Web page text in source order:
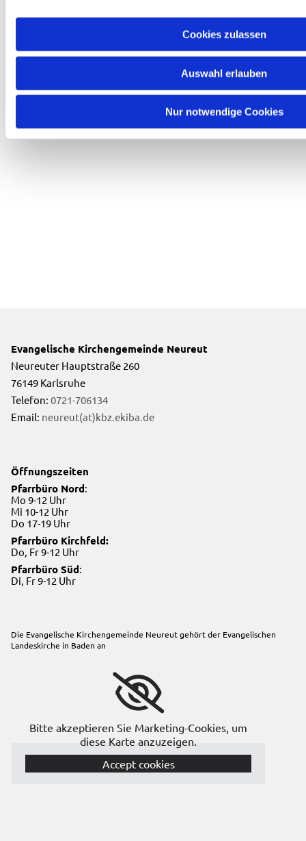
Cookies zulassen
Auswahl erlauben
Nur notwendige Cookies
Evangelische Kirchengemeinde Neureut
Neureuter Hauptstraße 260
76149 Karlsruhe
Telefon: 0721-706134
Email: neureut(at)kbz.ekiba.de
Öffnungszeiten
Pfarrbüro Nord:
Mo 9-12 Uhr
Mi 10-12 Uhr
Do 17-19 Uhr
Pfarrbüro Kirchfeld:
Do, Fr 9-12 Uhr
Pfarrbüro Süd:
Di, Fr 9-12 Uhr
Die Evangelische Kirchengemeinde Neureut gehört der Evangelischen
Landeskirche in Baden an
Bitte akzeptieren Sie Marketing-Cookies, um
diese Karte anzuzeigen.
Accept cookies